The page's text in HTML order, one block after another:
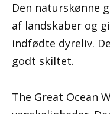
Den naturskønne
af landskaber og
indfødte dyreliv.
godt skiltet.
The Great Ocean